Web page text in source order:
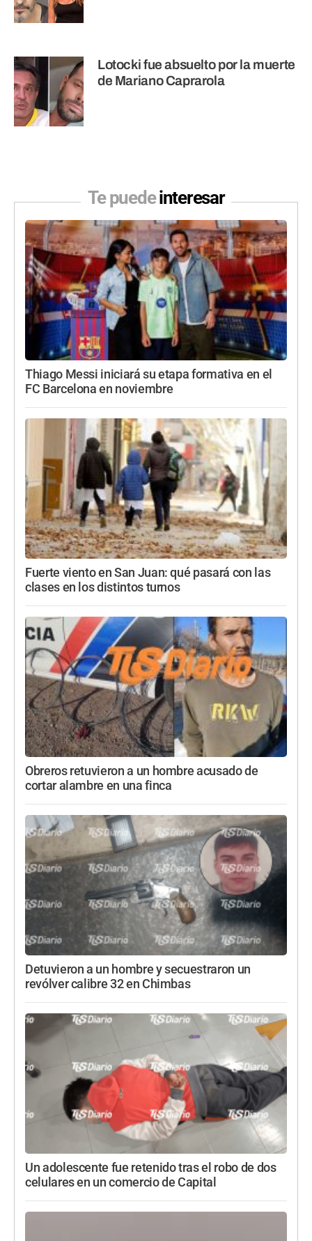
Lotocki fue absuelto por la muerte
de Mariano Caprarola
Te puedeinteresar
Thiago Messi iniciará su etapa formativa en el
FC Barcelona en noviembre
Fuerte viento en San Juan: qué pasará con las
clases en los distintos turnos
Obreros retuvieron a un hombre acusado de
cortar alambre en una finca
Detuvieron a un hombre y secuestraron un
revólver calibre 32 en Chimbas
Un adolescente fue retenido tras el robo de dos
celulares en un comercio de Capital